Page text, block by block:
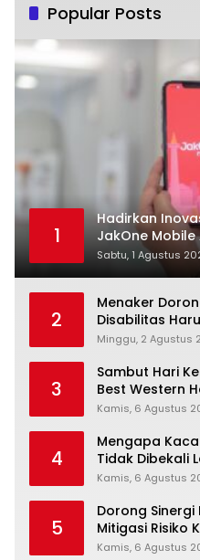
Popular Posts
1
Hadirkan
JakOne
Raih Digital
Sabtu, 1 Agustus
2
Menaker
Disabilitas
Setara
Minggu, 2 Agustus
3
Sambut Hari
Best Western
Stay Diskon
Kamis, 6 Agustus
4
Mengapa
Tidak Dibekali
Kamis, 6 Agustus
5
Dorong Sinergi
Mitigasi Risiko
Asbanda
Kamis, 6 Agustus